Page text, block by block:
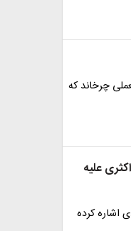
چرخاند که
علیه
اشاره کرده